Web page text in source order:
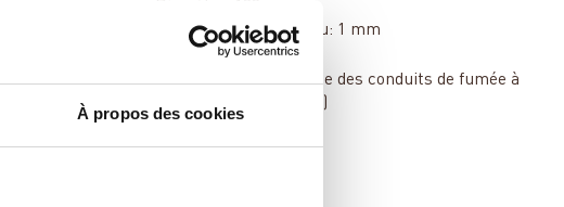
À propos des cookies
Épaisseur du matériau: 1 mm
Instructions de montage des conduits de fumée à
télécharger (pdf 0.9 Mb)